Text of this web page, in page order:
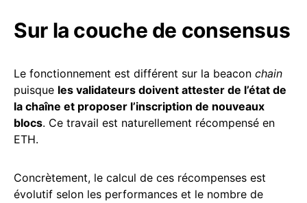
Sur la couche de consensus
Le fonctionnement est différent sur la beacon chain
puisque les validateurs doivent attester de l’état de
la chaîne et proposer l’inscription de nouveaux
blocs. Ce travail est naturellement récompensé en
ETH.
Concrètement, le calcul de ces récompenses est
évolutif selon les performances et le nombre de